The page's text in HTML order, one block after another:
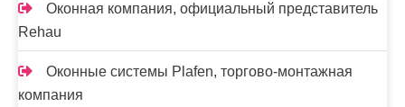
Оконная компания, официальный представитель
Rehau
Оконные системы Plafen, торгово-монтажная
компания